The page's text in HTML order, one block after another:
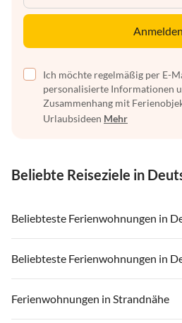
Anmelden
Ich möchte regelmäßig per E-
personalisierte Informationen
Zusammenhang mit
Urlaubsideen Mehr
Beliebte Reiseziele in
Beliebteste Ferienwohnungen in
Ferienwohnungen in Deutschland
Ferienwohnungen in Ostsee
Ferienwohnungen in Nordsee
Beliebteste Ferienwohnungen in
Ferienwohnungen in Deutschland
Ferienwohnungen in Strandnähe